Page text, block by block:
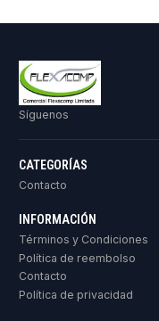
Síguenos
CATEGORÍAS
Contacto
INFORMACIÓN
Términos y Condiciones
Política de reembolso
Contacto
Política de privacidad